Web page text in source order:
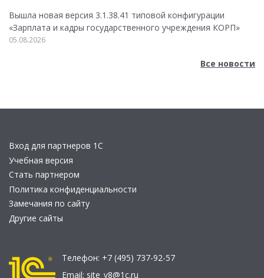
Вышла новая версия 3.1.38.41 типовой конфигурации
«Зарплата и кадры государственного учреждения КОРП»
05.08.2026
Все новости
Вход для партнеров 1С
Учебная версия
Стать партнером
Политика конфиденциальности
Замечания по сайту
Другие сайты
Телефон: +7 (495) 737-92-57
Email: site_v8@1c.ru